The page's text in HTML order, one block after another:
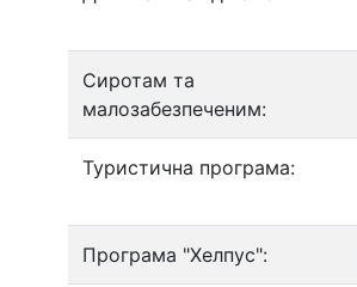
Сиротам та
малозабезпеченим:
Туристична програма:
Програма "Хелпус":